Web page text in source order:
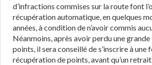
d’infractions commises sur la route font
récupération automatique, en quelques
années, à condition de n’avoir commis
Néanmoins, après avoir perdu une
points, il sera conseillé de s’inscrire à une
récupération de points, avant qu’un